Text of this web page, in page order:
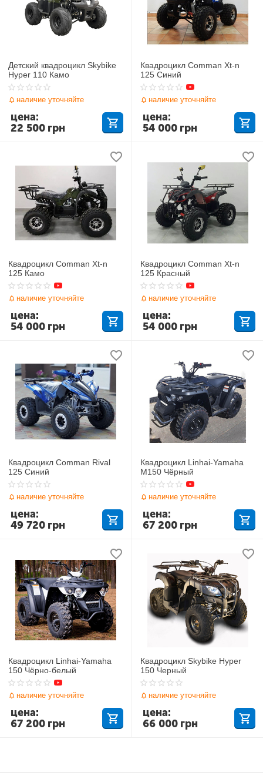
Детский квадроцикл Skybike
Hyper 110 Камо
наличие уточняйте
22 500 грн
цена:
Квадроцикл Comman Xt-n
125 Синий
наличие уточняйте
54 000 грн
цена:
Квадроцикл Comman Xt-n
125 Камо
наличие уточняйте
54 000 грн
цена:
Квадроцикл Comman Xt-n
125 Красный
наличие уточняйте
54 000 грн
цена:
Квадроцикл Comman Rival
125 Синий
наличие уточняйте
49 720 грн
цена:
Квадроцикл Linhai-Yamaha
M150 Чёрный
наличие уточняйте
67 200 грн
цена:
Квадроцикл Linhai-Yamaha
150 Чёрно-белый
наличие уточняйте
67 200 грн
цена:
Квадроцикл Skybike Hyper
150 Черный
наличие уточняйте
66 000 грн
цена: